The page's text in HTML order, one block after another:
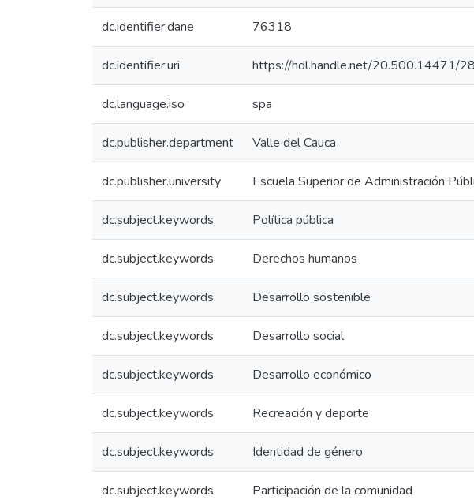
dc.identifier.dane 76318
dc.identifier.uri https://hdl.handle.net/20.500.14471/
dc.language.iso spa
dc.publisher.department Valle del Cauca
dc.publisher.university Escuela Superior de Administración
dc.subject.keywords Política pública
dc.subject.keywords Derechos humanos
dc.subject.keywords Desarrollo sostenible
dc.subject.keywords Desarrollo social
dc.subject.keywords Desarrollo económico
dc.subject.keywords Recreación y deporte
dc.subject.keywords Identidad de género
dc.subject.keywords Participación de la comunidad